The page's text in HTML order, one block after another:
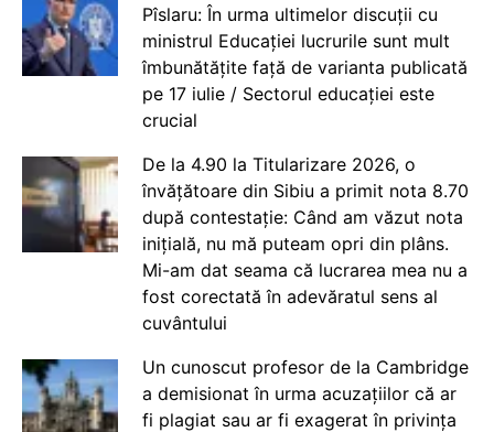
Pîslaru: În urma ultimelor discuții cu
ministrul Educației lucrurile sunt mult
îmbunătățite față de varianta publicată
pe 17 iulie / Sectorul educației este
crucial
De la 4.90 la Titularizare 2026, o
învățătoare din Sibiu a primit nota 8.70
după contestație: Când am văzut nota
inițială, nu mă puteam opri din plâns.
Mi-am dat seama că lucrarea mea nu a
fost corectată în adevăratul sens al
cuvântului
Un cunoscut profesor de la Cambridge
a demisionat în urma acuzațiilor că ar
fi plagiat sau ar fi exagerat în privința